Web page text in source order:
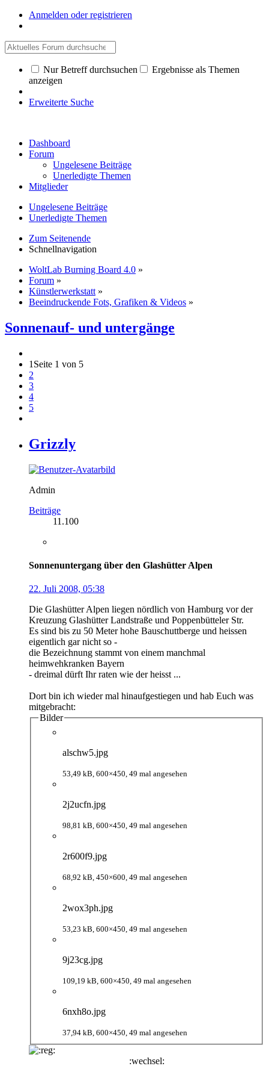
Anmelden oder registrieren
Nur Betreff durchsuchen
Ergebnisse als Themen
anzeigen
Erweiterte Suche
Dashboard
Forum
Ungelesene Beiträge
Unerledigte Themen
Mitglieder
Ungelesene Beiträge
Unerledigte Themen
Zum Seitenende
Schnellnavigation
WoltLab Burning Board 4.0 »
Forum »
Künstlerwerkstatt »
Beeindruckende Fots, Grafiken & Videos »
Sonnenauf- und untergänge
1 Seite 1 von 5
2
3
4
5
Grizzly
Admin
Beiträge
11.100
Sonnenuntergang über den Glashütter Alpen
22. Juli 2008, 05:38
Die Glashütter Alpen liegen nördlich von Hamburg vor der
Kreuzung Glashütter Landstraße und Poppenbütteler Str.
Es sind bis zu 50 Meter hohe Bauschuttberge und heissen
eigentlich gar nicht so -
die Bezeichnung stammt von einem manchmal
heimwehkranken Bayern
- dreimal dürft Ihr raten wie der heisst ...
Dort bin ich wieder mal hinaufgestiegen und hab Euch was
mitgebracht:
Bilder
alschw5.jpg
53,49 kB, 600×450, 49 mal angesehen
2j2ucfn.jpg
98,81 kB, 600×450, 49 mal angesehen
2r600f9.jpg
68,92 kB, 450×600, 49 mal angesehen
2wox3ph.jpg
53,23 kB, 600×450, 49 mal angesehen
9j23cg.jpg
109,19 kB, 600×450, 49 mal angesehen
6nxh8o.jpg
37,94 kB, 600×450, 49 mal angesehen
:wechsel: